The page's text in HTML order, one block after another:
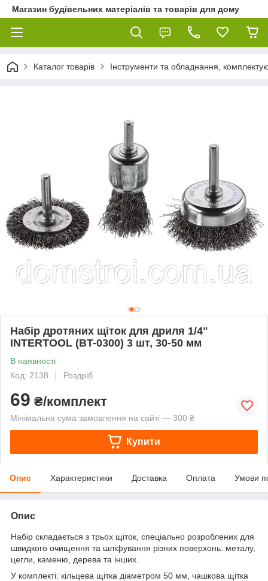
Магазин будівельних матеріалів та товарів для дому
Каталог товарів Інструменти та обладнання,
Набір дротяних щіток для дриля 1/4"
INTERTOOL (BT-0300) 3 шт, 30-50 мм
В наявності
Код: 2138
Роздріб
69 ₴/комплект
Мінімальна сума замовлення на сайті — 300 ₴
Купити
Опис Характеристики Доставка Оплата Умови
Опис
Набір складається з трьох щіток, спеціально розроблених для
швидкого очищення та шліфування різних поверхонь: металу,
цегли, каменю, дерева та інших.
У комплекті: кільцева щітка діаметром 50 мм, чашкова щітка